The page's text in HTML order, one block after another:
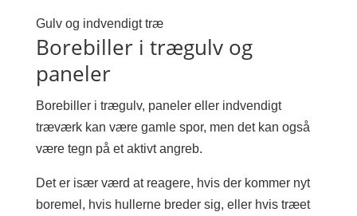
Gulv og indvendigt træ
Borebiller i trægulv og
paneler
Borebiller i trægulv, paneler eller indvendigt
træværk kan være gamle spor, men det kan også
være tegn på et aktivt angreb.
Det er især værd at reagere, hvis der kommer nyt
boremel, hvis hullerne breder sig, eller hvis træet